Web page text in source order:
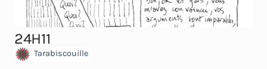
24H11
Tarabiscouille